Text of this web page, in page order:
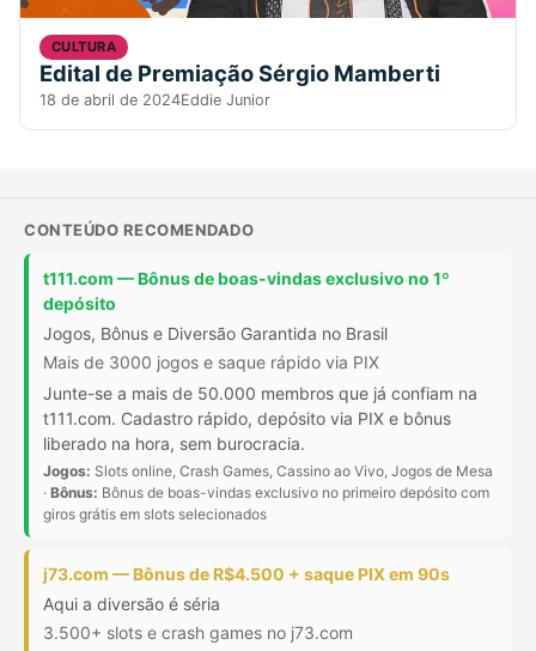
CULTURA
Edital de Premiação Sérgio Mamberti
18 de abril de 2024Eddie Junior
CONTEÚDO RECOMENDADO
t111.com — Bônus de boas-vindas exclusivo no 1º
depósito
Jogos, Bônus e Diversão Garantida no Brasil
Mais de 3000 jogos e saque rápido via PIX
Junte-se a mais de 50.000 membros que já confiam na
t111.com. Cadastro rápido, depósito via PIX e bônus
liberado na hora, sem burocracia.
Jogos: Slots online, Crash Games, Cassino ao Vivo, Jogos de Mesa
· Bônus: Bônus de boas-vindas exclusivo no primeiro depósito com
giros grátis em slots selecionados
j73.com — Bônus de R$4.500 + saque PIX em 90s
Aqui a diversão é séria
3.500+ slots e crash games no j73.com